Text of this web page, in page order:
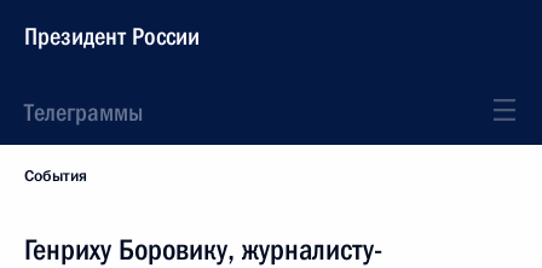
Президент России
Телеграммы
События
Генриху Боровику, журналисту-